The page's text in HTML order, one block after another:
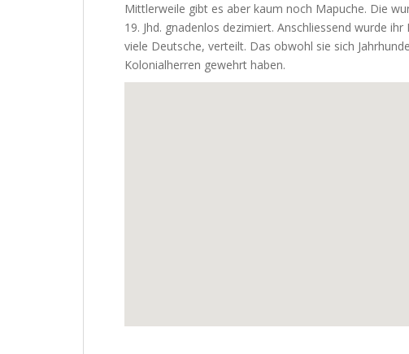
Mittlerweile gibt es aber kaum noch Mapuche. Die
19. Jhd. gnadenlos dezimiert. Anschliessend wurde
viele Deutsche, verteilt. Das obwohl sie sich
Kolonialherren gewehrt haben.